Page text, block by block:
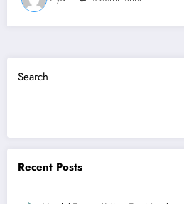
Search
Recent Posts